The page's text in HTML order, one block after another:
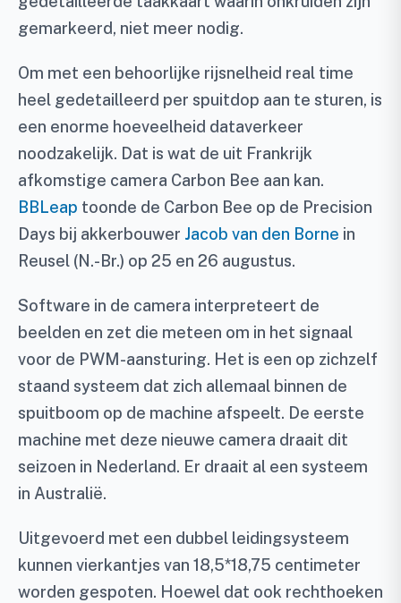
gemarkeerd, niet meer nodig.
Om met een behoorlijke rijsnelheid real time
heel gedetailleerd per spuitdop aan te sturen, is
een enorme hoeveelheid dataverkeer
noodzakelijk. Dat is wat de uit Frankrijk
afkomstige camera Carbon Bee aan kan.
BBLeap toonde de Carbon Bee op de Precision
Days bij akkerbouwer Jacob van den Borne in
Reusel (N.-Br.) op 25 en 26 augustus.
Software in de camera interpreteert de
beelden en zet die meteen om in het signaal
voor de PWM-aansturing. Het is een op zichzelf
staand systeem dat zich allemaal binnen de
spuitboom op de machine afspeelt. De eerste
machine met deze nieuwe camera draait dit
seizoen in Nederland. Er draait al een systeem
in Australië.
Uitgevoerd met een dubbel leidingsysteem
kunnen vierkantjes van 18,5*18,75 centimeter
worden gespoten. Hoewel dat ook rechthoeken